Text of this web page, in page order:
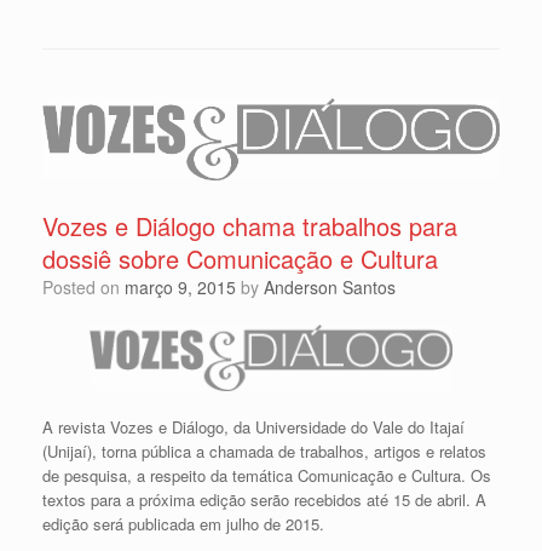
Vozes e Diálogo chama trabalhos para
dossiê sobre Comunicação e Cultura
Posted on março 9, 2015 by Anderson Santos
A revista Vozes e Diálogo, da Universidade do Vale do Itajaí
(Unijaí), torna pública a chamada de trabalhos, artigos e relatos
de pesquisa, a respeito da temática Comunicação e Cultura. Os
textos para a próxima edição serão recebidos até 15 de abril. A
edição será publicada em julho de 2015.